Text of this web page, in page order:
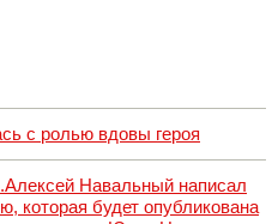
с ролью вдовы героя
Навальный написал
которая будет опубликована